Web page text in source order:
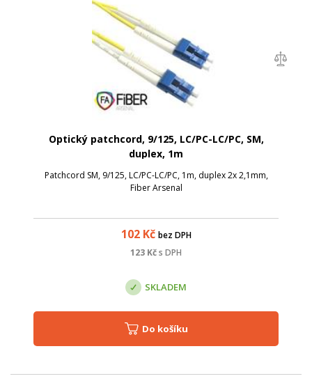
Optický patchcord, 9/125, LC/PC-LC/PC, SM,
duplex, 1m
Patchcord SM, 9/125, LC/PC-LC/PC, 1m, duplex 2x 2,1mm,
Fiber Arsenal
102Kč bez DPH
123 Kčs DPH
SKLADEM
Do košíku